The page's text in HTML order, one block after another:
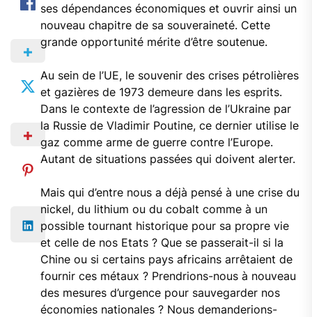
ses dépendances économiques et ouvrir ainsi un
nouveau chapitre de sa souveraineté. Cette
grande opportunité mérite d’être soutenue.
Au sein de l’UE, le souvenir des crises pétrolières
et gazières de 1973 demeure dans les esprits.
Dans le contexte de l’agression de l’Ukraine par
la Russie de Vladimir Poutine, ce dernier utilise le
gaz comme arme de guerre contre l’Europe.
Autant de situations passées qui doivent alerter.
Mais qui d’entre nous a déjà pensé à une crise du
nickel, du lithium ou du cobalt comme à un
possible tournant historique pour sa propre vie
et celle de nos Etats ? Que se passerait-il si la
Chine ou si certains pays africains arrêtaient de
fournir ces métaux ? Prendrions-nous à nouveau
des mesures d’urgence pour sauvegarder nos
économies nationales ? Nous demanderions-